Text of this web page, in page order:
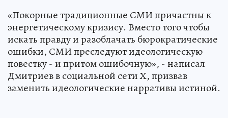
«Покорные традиционные СМИ причастны к
энергетическому кризису. Вместо того чтобы
искать правду и разоблачать бюрократические
ошибки, СМИ преследуют идеологическую
повестку - и притом ошибочную», - написал
Дмитриев в социальной сети Х, призвав
заменить идеологические нарративы истиной.